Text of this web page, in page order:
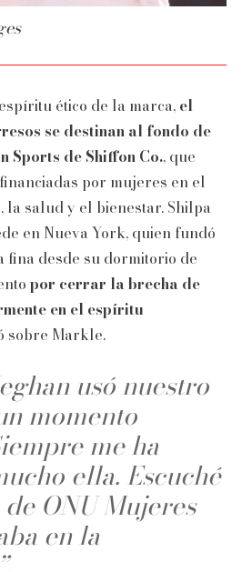
ético de la marca, el
se destinan al fondo de
Sports de Shiffon Co., que
por mujeres en el
la salud y el bienestar. Shilpa
en Nueva York, quien fundó
fina desde su dormitorio de
por cerrar la brecha de
en el espíritu
sobre Markle.
usó nuestro
momento
me ha
ella. Escuché
ONU Mujeres
en la